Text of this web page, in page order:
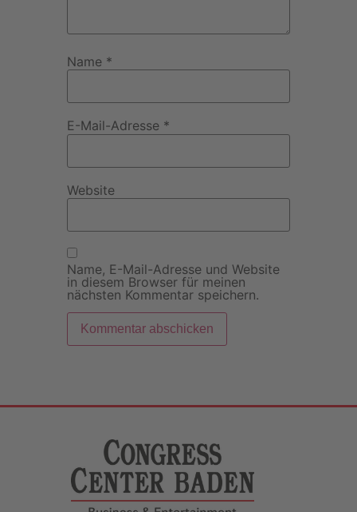
Name *
E-Mail-Adresse *
Website
Name, E-Mail-Adresse und Website
in diesem Browser für meinen
nächsten Kommentar speichern.